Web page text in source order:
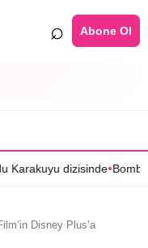
⌕ Abone Ol
transfer! Caner
Disney Plus’a